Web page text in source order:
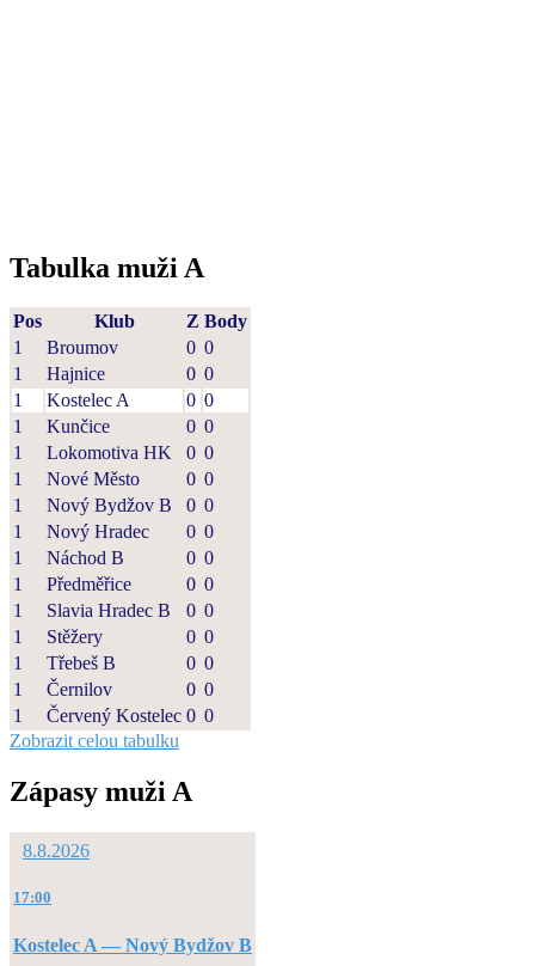
Tabulka muži A
Pos Klub Z Body
1
Broumov 0 0
1
Hajnice 0 0
1
Kostelec A 0 0
1
Kunčice 0 0
1
Lokomotiva HK 0 0
1
Nové Město 0 0
1
Nový Bydžov B 0 0
1
Nový Hradec 0 0
1
Náchod B 0 0
1
Předměřice 0 0
1
Slavia Hradec B 0 0
1
Stěžery 0 0
1
Třebeš B 0 0
1
Černilov 0 0
1
Červený Kostelec 0 0
Zobrazit celou tabulku
Zápasy muži A
8.8.2026
17:00
Kostelec A — Nový Bydžov B